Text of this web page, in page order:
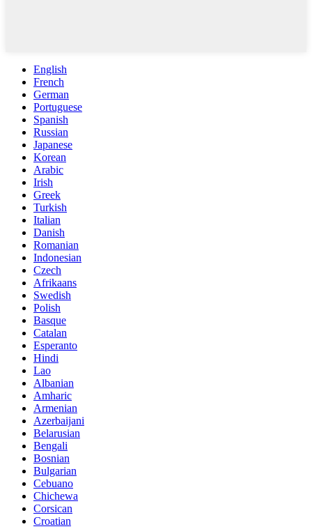
English
French
German
Portuguese
Spanish
Russian
Japanese
Korean
Arabic
Irish
Greek
Turkish
Italian
Danish
Romanian
Indonesian
Czech
Afrikaans
Swedish
Polish
Basque
Catalan
Esperanto
Hindi
Lao
Albanian
Amharic
Armenian
Azerbaijani
Belarusian
Bengali
Bosnian
Bulgarian
Cebuano
Chichewa
Corsican
Croatian